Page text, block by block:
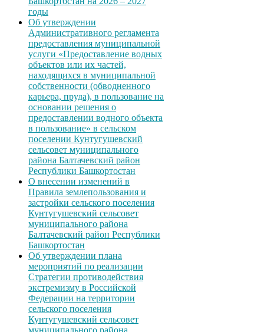
годы
Об утверждении
Административного регламента
предоставления муниципальной
услуги «Предоставление водных
объектов или их частей,
находящихся в муниципальной
собственности (обводненного
карьера, пруда), в пользование на
основании решения о
предоставлении водного объекта
в пользование» в сельском
поселении Кунтугушевский
сельсовет муниципального
района Балтачевский район
Республики Башкортостан
О внесении изменений в
Правила землепользования и
застройки сельского поселения
Кунтугушевский сельсовет
муниципального района
Балтачевский район Республики
Башкортостан
Об утверждении плана
мероприятий по реализации
Стратегии противодействия
экстремизму в Российской
Федерации на территории
сельского поселения
Кунтугушевский сельсовет